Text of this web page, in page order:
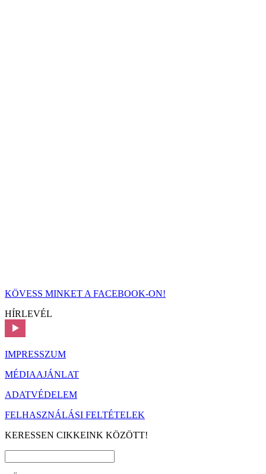
KÖVESS MINKET A FACEBOOK-ON!
HÍRLEVÉL
IMPRESSZUM
MÉDIAAJÁNLAT
ADATVÉDELEM
FELHASZNÁLÁSI FELTÉTELEK
KERESSEN CIKKEINK KÖZÖTT!